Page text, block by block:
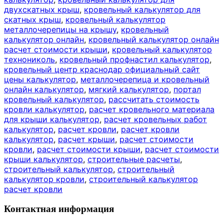
двухскатных крыш, кровельный калькулятор для
скатных крыш, кровельный калькулятор
металлочерепицы на крышу, кровельный
калькулятор онлайн, кровельный калькулятор онлайн
расчет стоимости крыши, кровельный калькулятор
технониколь, кровельный профнастил калькулятор,
кровельный центр краснодар официальный сайт
цены калькулятор, металлочерепица и кровельный
онлайн калькулятор, мягкий калькулятор, портал
кровельный калькулятор, рассчитать стоимость
кровли калькулятор, расчет кровельного материала
для крыши калькулятор, расчет кровельных работ
калькулятор, расчет кровли, расчет кровли
калькулятор, расчет крыши, расчет стоимости
кровли, расчет стоимости крыши, расчет стоимости
крыши калькулятор, строительные расчеты,
строительный калькулятор, строительный
калькулятор кровли, строительный калькулятор
расчет кровли
Контактная информация